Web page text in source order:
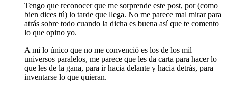
Tengo que reconocer que me sorprende este post, por (como
bien dices tú) lo tarde que llega. No me parece mal mirar para
atrás sobre todo cuando la dicha es buena así que te comento
lo que opino yo.
A mi lo único que no me convenció es los de los mil
universos paralelos, me parece que les da carta para hacer lo
que les de la gana, para ir hacia delante y hacia detrás, para
inventarse lo que quieran.